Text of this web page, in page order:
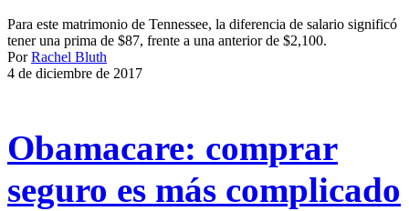
Para este matrimonio de Tennessee, la diferencia de salario significó
tener una prima de $87, frente a una anterior de $2,100.
PorRachel Bluth
4 de diciembre de 2017
Obamacare: comprar
seguro es más complicado